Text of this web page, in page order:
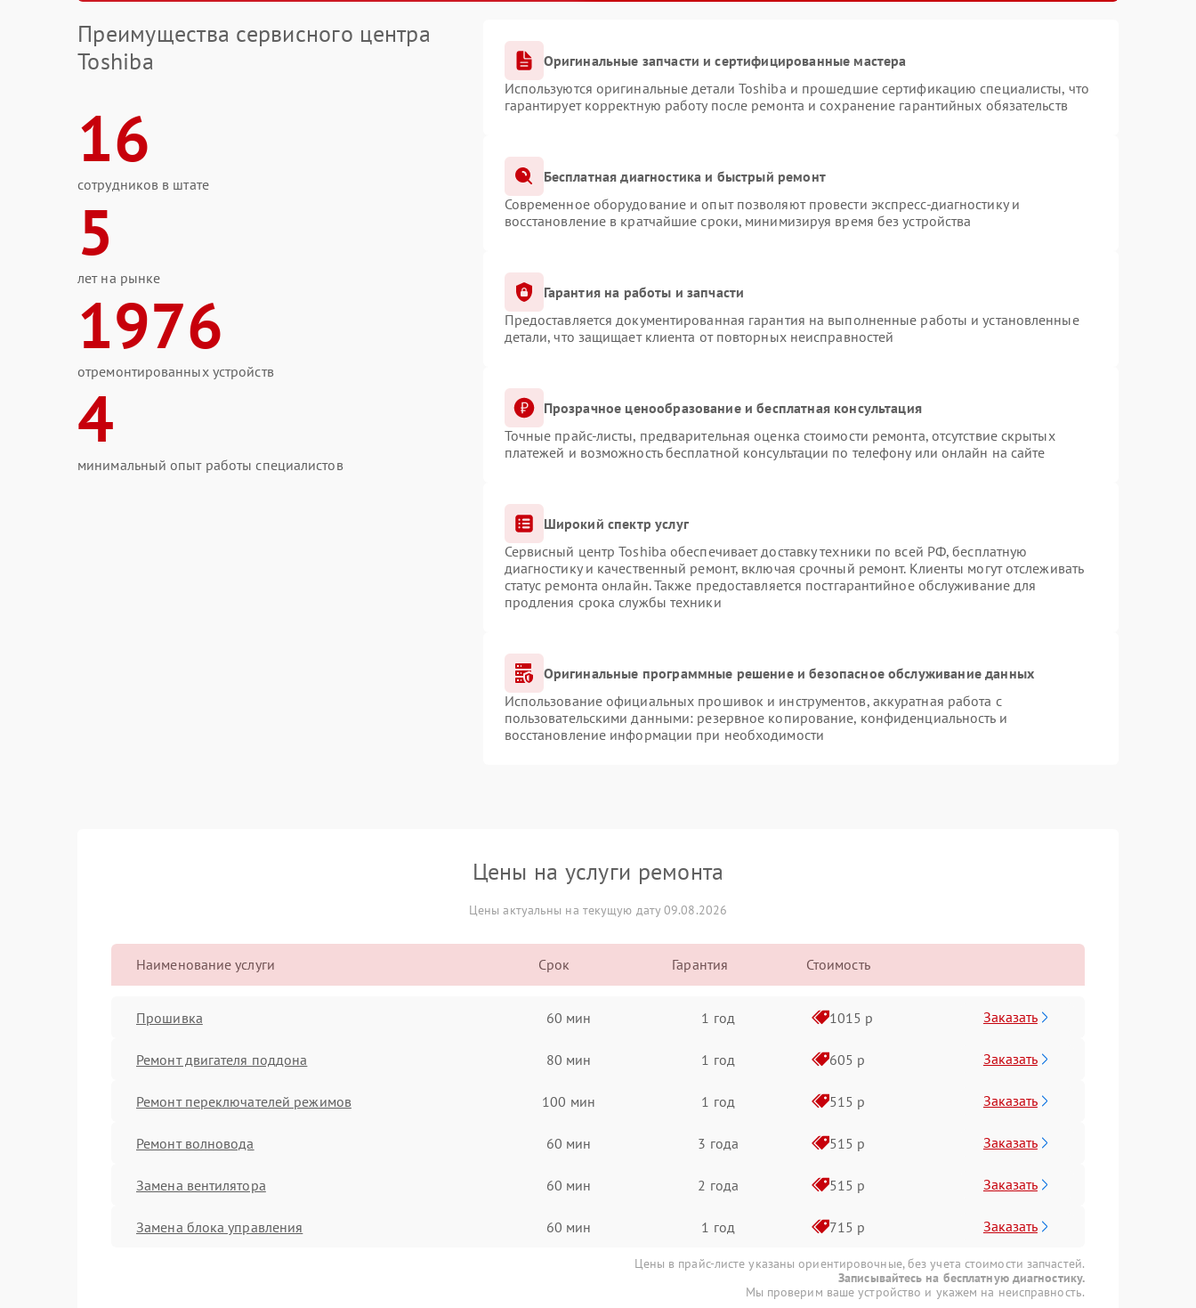
Преимущества сервисного центра
Toshiba
16
сотрудников в штате
5
лет на рынке
1976
отремонтированных устройств
4
минимальный опыт работы специалистов
Оригинальные запчасти и сертифицированные мастера
Используются оригинальные детали Toshiba и прошедшие сертификацию специалисты, что
гарантирует корректную работу после ремонта и сохранение гарантийных обязательств
Бесплатная диагностика и быстрый ремонт
Современное оборудование и опыт позволяют провести экспресс-диагностику и
восстановление в кратчайшие сроки, минимизируя время без устройства
Гарантия на работы и запчасти
Предоставляется документированная гарантия на выполненные работы и установленные
детали, что защищает клиента от повторных неисправностей
Прозрачное ценообразование и бесплатная консультация
Точные прайс-листы, предварительная оценка стоимости ремонта, отсутствие скрытых
платежей и возможность бесплатной консультации по телефону или онлайн на сайте
Широкий спектр услуг
Сервисный центр Toshiba обеспечивает доставку техники по всей РФ, бесплатную
диагностику и качественный ремонт, включая срочный ремонт. Клиенты могут отслеживать
статус ремонта онлайн. Также предоставляется постгарантийное обслуживание для
продления срока службы техники
Оригинальные программные решение и безопасное обслуживание данных
Использование официальных прошивок и инструментов, аккуратная работа с
пользовательскими данными: резервное копирование, конфиденциальность и
восстановление информации при необходимости
Цены на услуги ремонта
Цены актуальны на текущую дату 09.08.2026
Наименование услуги Срок Гарантия Стоимость
Прошивка 60 мин 1 год 1015 р Заказать
Ремонт двигателя поддона 80 мин 1 год 605 р Заказать
Ремонт переключателей режимов 100 мин 1 год 515 р Заказать
Ремонт волновода 60 мин 3 года 515 р Заказать
Замена вентилятора 60 мин 2 года 515 р Заказать
Замена блока управления 60 мин 1 год 715 р Заказать
Цены в прайс-листе указаны ориентировочные, без учета стоимости запчастей.
Записывайтесь на бесплатную диагностику.
Мы проверим ваше устройство и укажем на неисправность.